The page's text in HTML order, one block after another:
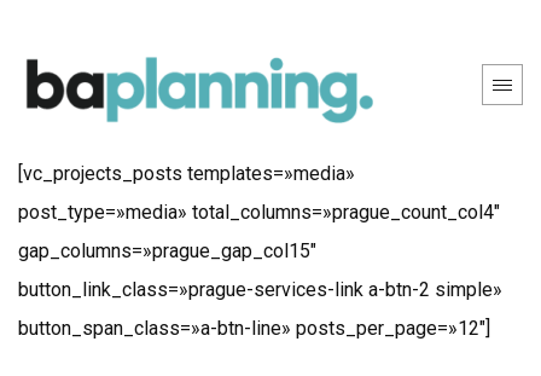
subtitle=»MAGAZINES» title=»We are popular.»
animation_text=»MEDIA» columns=»%5B%7B%7D%5D»]
[vc_projects_posts templates=»media»
post_type=»media» total_columns=»prague_count_col4″
gap_columns=»prague_gap_col15″
button_link_class=»prague-services-link a-btn-2 simple»
button_span_class=»a-btn-line» posts_per_page=»12″]